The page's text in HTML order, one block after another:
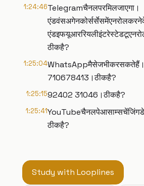
1:24:46Telegramचैनलपरमिलजाएगा।
ठीकहै?
1:25:04
710678413।ठीकहै?
1:25:1592402 31046।ठीकहै?
1:25:41
ठीकहै?
Study with Looplines